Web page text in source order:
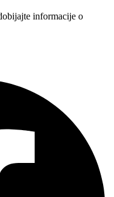
informacije o